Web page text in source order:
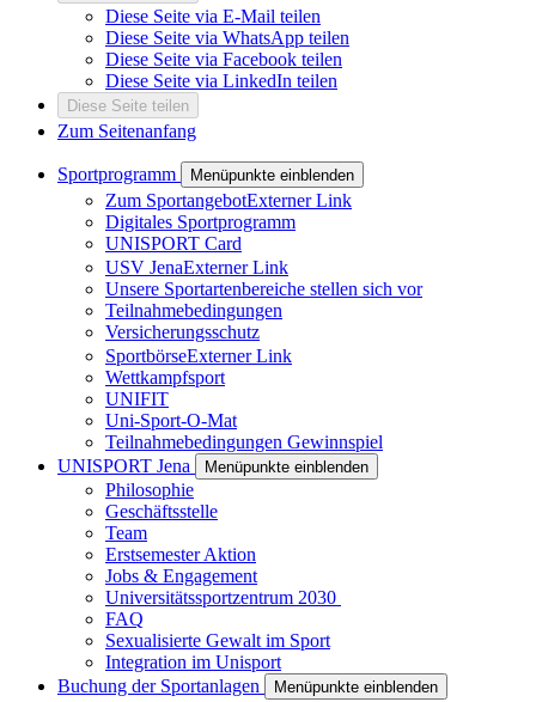
Diese Seite via E-Mail teilen
Diese Seite via WhatsApp teilen
Diese Seite via Facebook teilen
Diese Seite via LinkedIn teilen
Diese Seite teilen
Zum Seitenanfang
Sportprogramm Menüpunkte einblenden
Zum SportangebotExterner Link
Digitales Sportprogramm
UNISPORT Card
USV JenaExterner Link
Unsere Sportartenbereiche stellen sich vor
Teilnahmebedingungen
Versicherungsschutz
SportbörseExterner Link
Wettkampfsport
UNIFIT
Uni-Sport-O-Mat
Teilnahmebedingungen Gewinnspiel
UNISPORT Jena
Menüpunkte einblenden
Philosophie
Geschäftsstelle
Team
Erstsemester Aktion
Jobs & Engagement
Universitätssportzentrum 2030
FAQ
Sexualisierte Gewalt im Sport
Integration im Unisport
Buchung der Sportanlagen
Menüpunkte einblenden